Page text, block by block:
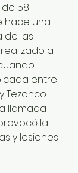
58
hace una
de las
a
entre
Tezonco
llamada
la
y lesiones